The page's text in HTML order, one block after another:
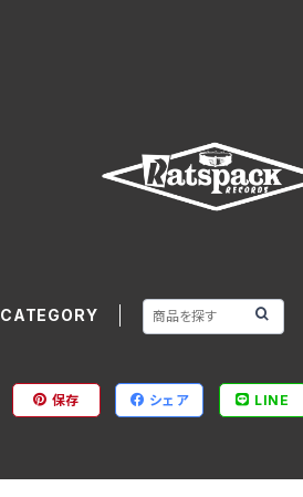
CATEGORY
保存 シェア LINE